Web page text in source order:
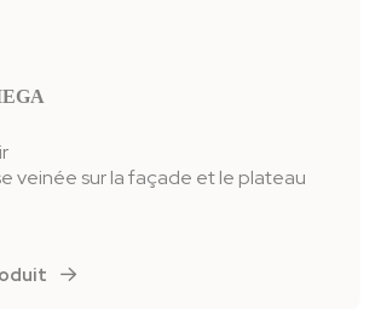
veinée sur la façade et le plateau